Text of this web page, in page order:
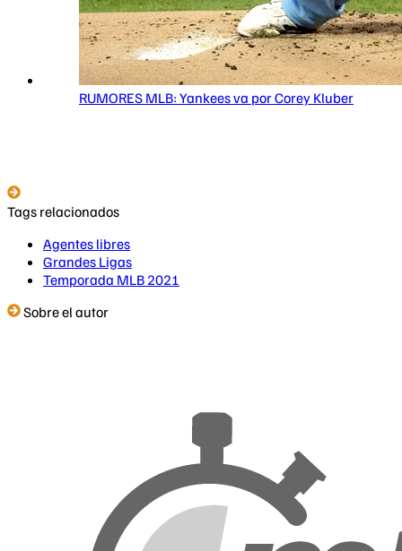
RUMORES MLB: Yankees va por Corey Kluber
Tags relacionados
Agentes libres
Grandes Ligas
Temporada MLB 2021
Sobre el autor